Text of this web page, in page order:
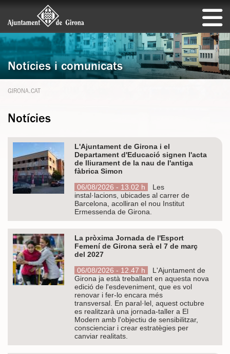
Notícies i comunicats
GIRONA.CAT
Notícies
L'Ajuntament de Girona i el
Departament d'Educació signen l'acta
de lliurament de la nau de l'antiga
fàbrica Simon
06/08/2026 - 13.02 h
Les
instal·lacions, ubicades al carrer de
Barcelona, acolliran el nou Institut
Ermessenda de Girona.
La pròxima Jornada de l'Esport
Femení de Girona serà el 7 de març
del 2027
06/08/2026 - 12.47 h
L'Ajuntament de
Girona ja està treballant en aquesta nova
edició de l'esdeveniment, que es vol
renovar i fer-lo encara més
transversal. En paral·lel, aquest octubre
es realitzarà una jornada-taller a El
Modern amb l'objectiu de sensibilitzar,
conscienciar i crear estratègies per
canviar realitats.